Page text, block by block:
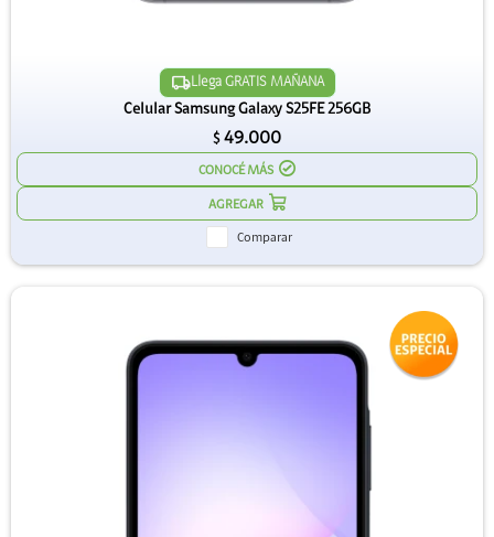
Llega GRATIS MAÑANA
Celular Samsung Galaxy S25FE 256GB
$ 49.000
CONOCÉ MÁS
Comparar